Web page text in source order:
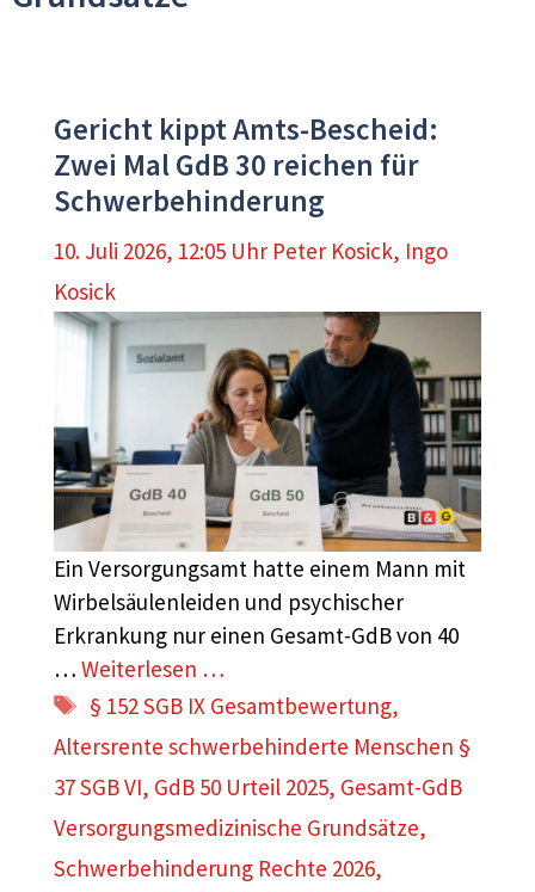
Gericht kippt Amts-Bescheid:
Zwei Mal GdB 30 reichen für
Schwerbehinderung
10. Juli 2026, 12:05 Uhr Peter Kosick, Ingo
Kosick
Ein Versorgungsamt hatte einem Mann mit
Wirbelsäulenleiden und psychischer
Erkrankung nur einen Gesamt-GdB von 40
… Weiterlesen …
Schlagwörter
§ 152 SGB IX Gesamtbewertung,
Altersrente schwerbehinderte Menschen §
37 SGB VI, GdB 50 Urteil 2025, Gesamt-GdB
Versorgungsmedizinische Grundsätze,
Schwerbehinderung Rechte 2026,